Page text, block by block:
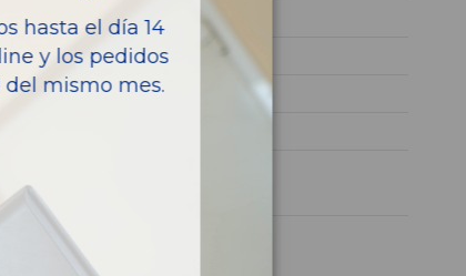
Diesel
xDrive 20d
184CV 135KW
hasta el día 14
y los pedidos
del mismo mes.